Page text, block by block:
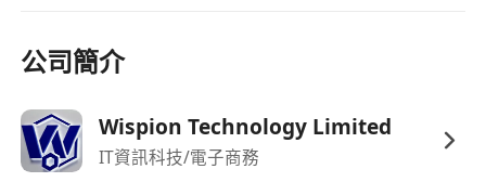
宜；英語、粵語、普通話流利者優先；
9:具備較強的抗壓能力，能適應快節奏的採購工
作，高效完成檔口日常對接、緊急採購、出差等任
務；
10:熟練使用辦公軟體（Excel、Word、ppt、微
公司簡介
Wispion Technology Limited
IT資訊科技/電子商務